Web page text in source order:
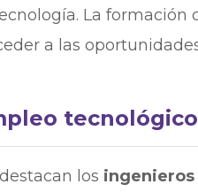
La formación
a las
tecnológico
los ingenieros